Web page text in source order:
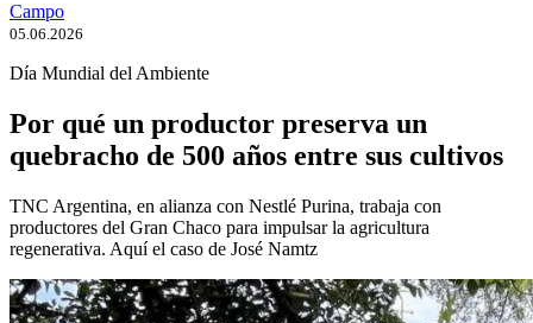
Campo
05.06.2026
Día Mundial del Ambiente
Por qué un productor preserva un
quebracho de 500 años entre sus cultivos
TNC Argentina, en alianza con Nestlé Purina, trabaja con
productores del Gran Chaco para impulsar la agricultura
regenerativa. Aquí el caso de José Namtz